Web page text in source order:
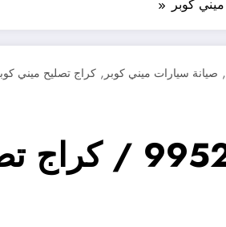
, صيانة سيارات ميني كوبر , كراج تصليح ميني
اخصائي ميني كوبر